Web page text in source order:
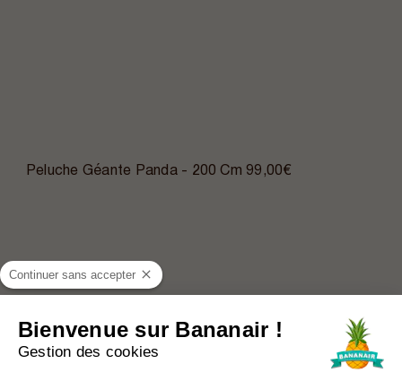
Peluche Géante Panda - 200 Cm99,00€
Continuer sans accepter
Bienvenue sur Bananair !
Gestion des cookies
Plateforme de Gestion du